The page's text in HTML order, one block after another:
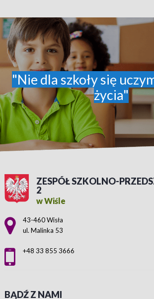
"Nie dla szkoły się
życia"
ZESPÓŁ SZKOLNO-
2
w Wiśle
Adres pocztowy:
43-460 Wisła
ul. Malinka 53
+48 33 855 3666
BĄDŹ Z NAMI